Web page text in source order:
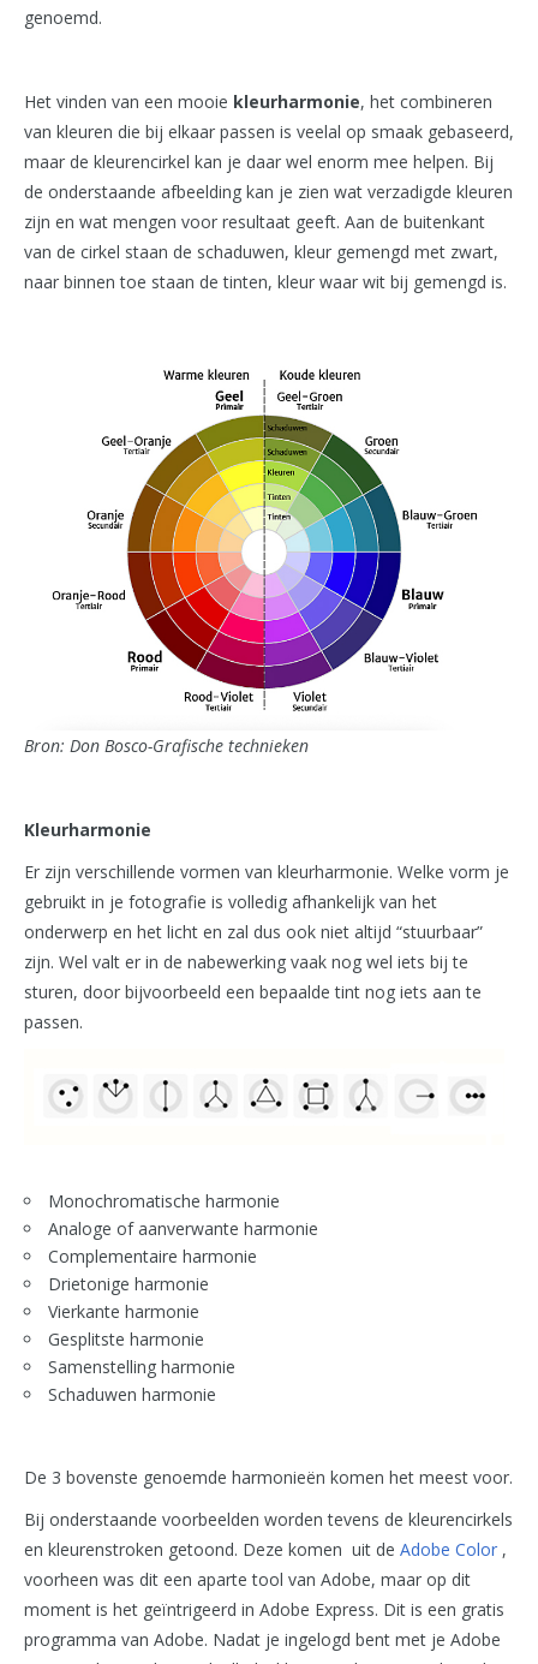
genoemd.
Het vinden van een mooie kleurharmonie, het combineren
van kleuren die bij elkaar passen is veelal op smaak gebaseerd,
maar de kleurencirkel kan je daar wel enorm mee helpen. Bij
de onderstaande afbeelding kan je zien wat verzadigde kleuren
zijn en wat mengen voor resultaat geeft. Aan de buitenkant
van de cirkel staan de schaduwen, kleur gemengd met zwart,
naar binnen toe staan de tinten, kleur waar wit bij gemengd is.
Bron: Don Bosco-Grafische technieken
Kleurharmonie
Er zijn verschillende vormen van kleurharmonie. Welke vorm je
gebruikt in je fotografie is volledig afhankelijk van het
onderwerp en het licht en zal dus ook niet altijd “stuurbaar”
zijn. Wel valt er in de nabewerking vaak nog wel iets bij te
sturen, door bijvoorbeeld een bepaalde tint nog iets aan te
passen.
Monochromatische harmonie
Analoge of aanverwante harmonie
Complementaire harmonie
Drietonige harmonie
Vierkante harmonie
Gesplitste harmonie
Samenstelling harmonie
Schaduwen harmonie
De 3 bovenste genoemde harmonieën komen het meest voor.
Bij onderstaande voorbeelden worden tevens de kleurencirkels
en kleurenstroken getoond. Deze komen uit de Adobe Color ,
voorheen was dit een aparte tool van Adobe, maar op dit
moment is het geïntrigeerd in Adobe Express. Dit is een gratis
programma van Adobe. Nadat je ingelogd bent met je Adobe